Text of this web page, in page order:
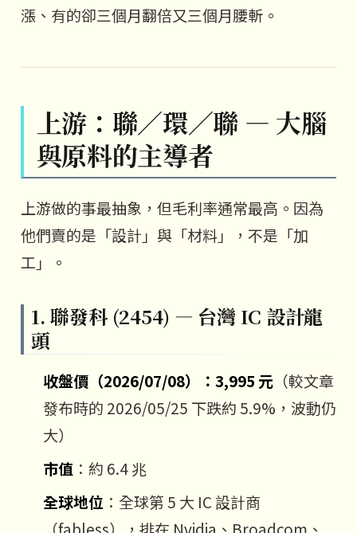
漲、有的卻三個月翻倍又三個月腰斬。
上游：聯／環／聯 — 大腦
與原料的主導者
上游做的事最抽象，但毛利率通常最高。因為
他們賣的是「設計」與「材料」，不是「加
工」。
1. 聯發科 (2454) — 台灣 IC 設計龍
頭
收盤價（2026/07/08）：3,995 元（較文章
發布時的 2026/05/25 下跌約 5.9%，波動仍
大）
市值 ：約 6.4 兆
全球地位 ：全球第 5 大 IC 設計商
（fabless），排在 Nvidia、Broadcom、